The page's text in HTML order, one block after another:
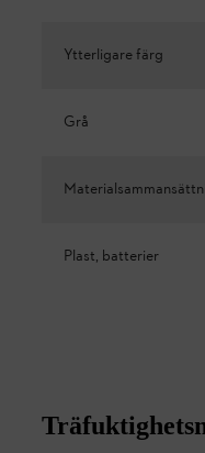
Ytterligare färg
Grå
Plast, batterier